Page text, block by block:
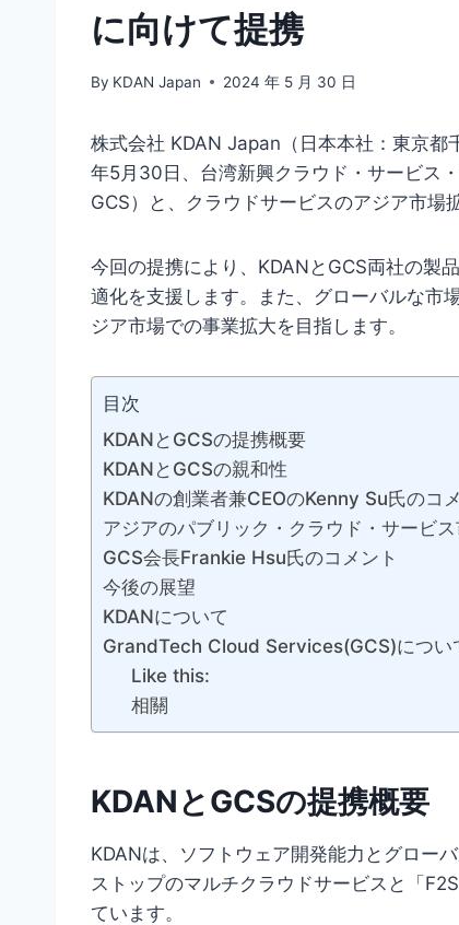
に向けて提携
By KDAN Japan 2024 年 5 月 30 日
株式会社 KDAN Japan（日本本社：東京
年5月30日、台湾新興クラウド・サービス
GCS）と、クラウドサービスのアジア市場
今回の提携により、KDANとGCS両社の製
適化を支援します。また、グローバルな市
ジア市場での事業拡大を目指します。
目次
KDANとGCSの提携概要
KDANとGCSの親和性
KDANの創業者兼CEOのKenny Su氏のコ
アジアのパブリック・クラウド・サービ
GCS会長Frankie Hsu氏のコメント
今後の展望
KDANについて
GrandTech Cloud Services(GCS)につい
Like this:
相關
KDANとGCSの提携概要
KDANは、ソフトウェア開発能力とグロー
ストップのマルチクラウドサービスと「
ています。